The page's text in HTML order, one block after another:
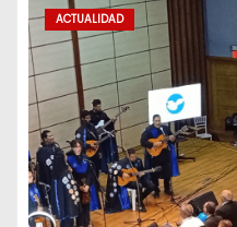
ACTUALIDAD